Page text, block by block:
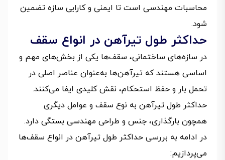
محاسبات مهندسی است تا ایمنی و کارایی سازه تضمین
شود.
حداکثر طول تیرآهن در انواع سقف
در سازه‌های ساختمانی، سقف‌ها یکی از بخش‌های مهم و
اساسی هستند که تیرآهن‌ها به‌عنوان عناصر اصلی در
تحمل بار و حفظ استحکام، نقش کلیدی ایفا می‌کنند.
حداکثر طول تیرآهن به نوع سقف و عوامل دیگری
همچون بارگذاری، جنس و طراحی مهندسی بستگی دارد.
در ادامه به بررسی حداکثر طول تیرآهن در انواع سقف‌ها
می‌پردازیم: